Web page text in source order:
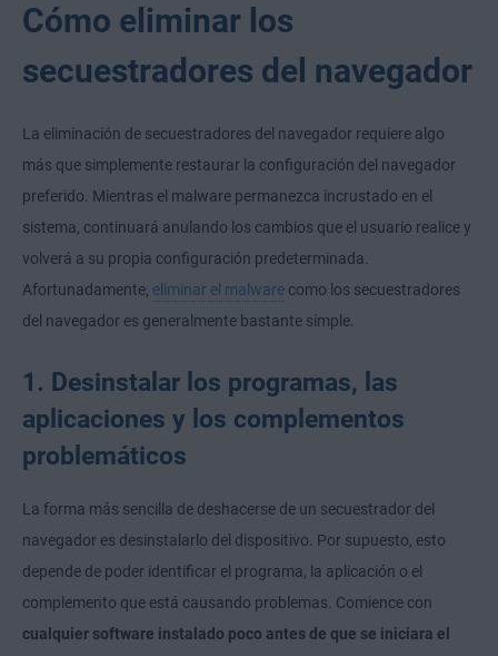
Cómo eliminar los
secuestradores del navegador
La eliminación de secuestradores del navegador requiere algo
más que simplemente restaurar la configuración del navegador
preferido. Mientras el malware permanezca incrustado en el
sistema, continuará anulando los cambios que el usuario realice y
volverá a su propia configuración predeterminada.
Afortunadamente, eliminar el malware como los secuestradores
del navegador es generalmente bastante simple.
1. Desinstalar los programas, las
aplicaciones y los complementos
problemáticos
La forma más sencilla de deshacerse de un secuestrador del
navegador es desinstalarlo del dispositivo. Por supuesto, esto
depende de poder identificar el programa, la aplicación o el
complemento que está causando problemas. Comience con
cualquier software instalado poco antes de que se iniciara el